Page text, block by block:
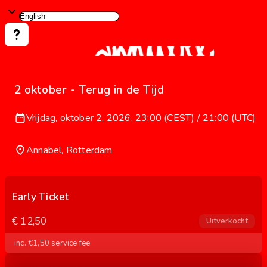
2 oktober - Terug in de Tijd
Vrijdag, oktober 2, 2026, 23:00 (CEST) / 21:00 (UTC)
Annabel, Rotterdam
Early Ticket
€ 12,50
Uitverkocht
inc. €1,50 service fee